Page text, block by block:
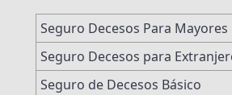
Seguro Decesos Para Mayores
Seguro Decesos para
Seguro de Decesos Básico